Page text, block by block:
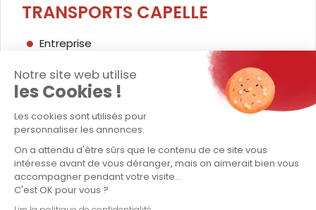
Notre site web utilise
les Cookies !
Les cookies sont utilisés pour
personnaliser les annonces.
On a attendu d'être sûrs que le contenu de ce site vous
intéresse avant de vous déranger, mais on aimerait bien vous
accompagner pendant votre visite...
C'est OK pour vous ?
TRANSPORTS CAPELLE
Entreprise
Transport exceptionnel
Transport conventionnel
Logistique / stockage
Contact
Politique QSE - Groupe Capelle